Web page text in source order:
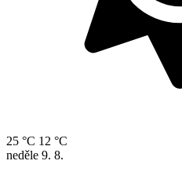
25 °C 12 °C
neděle 9. 8.